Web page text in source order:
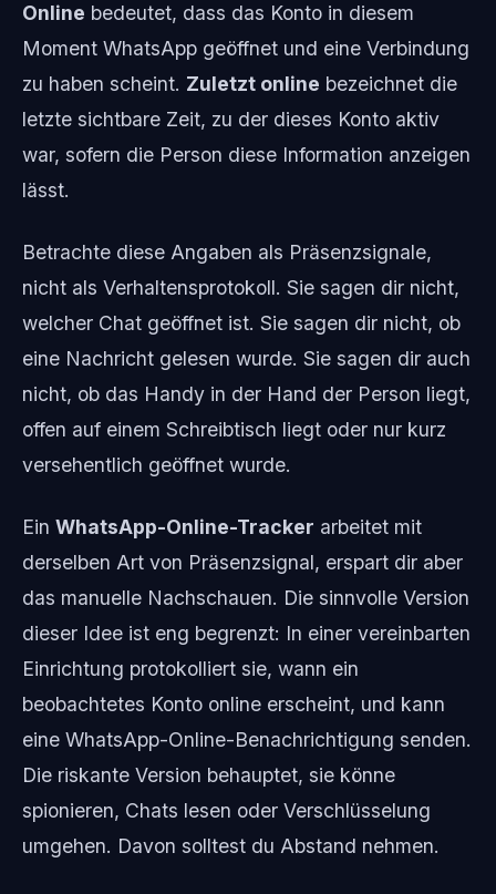
Online bedeutet, dass das Konto in diesem
Moment WhatsApp geöffnet und eine Verbindung
zu haben scheint. Zuletzt online bezeichnet die
letzte sichtbare Zeit, zu der dieses Konto aktiv
war, sofern die Person diese Information anzeigen
lässt.
Betrachte diese Angaben als Präsenzsignale,
nicht als Verhaltensprotokoll. Sie sagen dir nicht,
welcher Chat geöffnet ist. Sie sagen dir nicht, ob
eine Nachricht gelesen wurde. Sie sagen dir auch
nicht, ob das Handy in der Hand der Person liegt,
offen auf einem Schreibtisch liegt oder nur kurz
versehentlich geöffnet wurde.
Ein WhatsApp-Online-Tracker arbeitet mit
derselben Art von Präsenzsignal, erspart dir aber
das manuelle Nachschauen. Die sinnvolle Version
dieser Idee ist eng begrenzt: In einer vereinbarten
Einrichtung protokolliert sie, wann ein
beobachtetes Konto online erscheint, und kann
eine WhatsApp-Online-Benachrichtigung senden.
Die riskante Version behauptet, sie könne
spionieren, Chats lesen oder Verschlüsselung
umgehen. Davon solltest du Abstand nehmen.